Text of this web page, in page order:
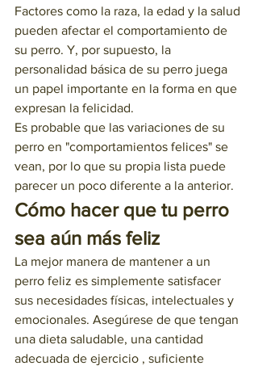
Factores como la raza, la edad y la salud
pueden afectar el comportamiento de
su perro. Y, por supuesto, la
personalidad básica de su perro juega
un papel importante en la forma en que
expresan la felicidad.
Es probable que las variaciones de su
perro en "comportamientos felices" se
vean, por lo que su propia lista puede
parecer un poco diferente a la anterior.
Cómo hacer que tu perro
sea aún más feliz
La mejor manera de mantener a un
perro feliz es simplemente satisfacer
sus necesidades físicas, intelectuales y
emocionales. Asegúrese de que tengan
una dieta saludable, una cantidad
adecuada de ejercicio , suficiente